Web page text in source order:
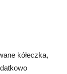
kółeczka,